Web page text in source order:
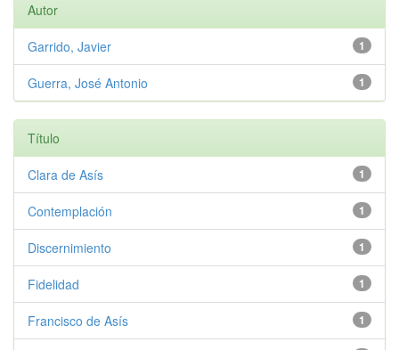
Autor
1
Garrido, Javier
1
Guerra, José Antonio
Título
1
Clara de Asís
1
Contemplación
1
Discernimiento
1
Fidelidad
1
Francisco de Asís